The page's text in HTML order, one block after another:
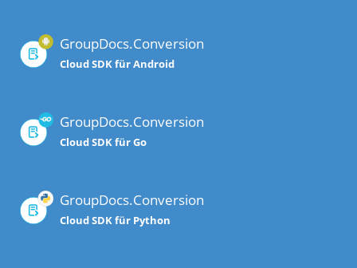
GroupDocs.Conversion
Cloud SDK für Android
GroupDocs.Conversion
Cloud SDK für Go
GroupDocs.Conversion
Cloud SDK für Python